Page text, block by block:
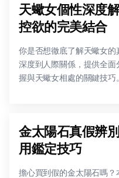
天蠍女個性深度
控欲的完美結合
你是否想徹底了解天蠍女
深度到人際關係，提供全
握與天蠍女相處的關鍵技巧。
金太陽石真假辨
用鑑定技巧
擔心買到假的金太陽石嗎